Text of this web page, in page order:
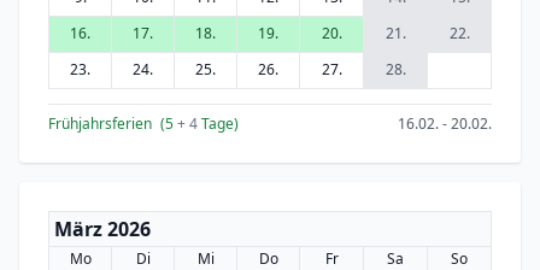
16.
17. 18. 19. 20. 21.
22.
23.
24. 25. 26. 27. 28.
Frühjahrsferien (5+ 4Tage) 16.02. - 20.02.
März 2026
Mo Di Mi Do Fr Sa
So